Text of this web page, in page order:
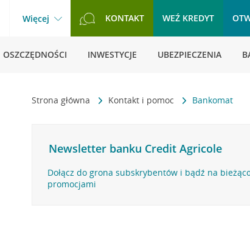
Więcej KONTAKT WEŹ KREDYT
OSZCZĘDNOŚCI INWESTYCJE UBEZPIECZENIA
Strona główna Kontakt i pomoc Bankomat
Newsletter banku Credit Agricole
Dołącz do grona subskrybentów i bądź na
promocjami